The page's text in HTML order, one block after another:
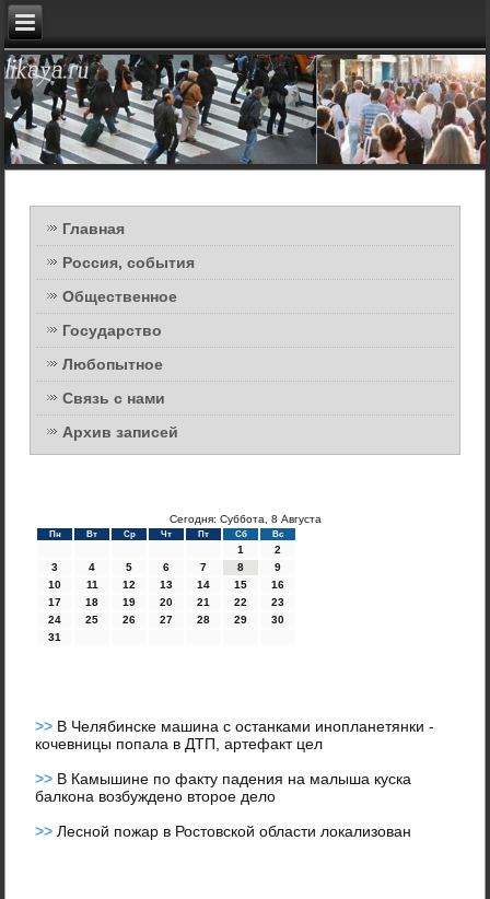
Главная
Россия, события
Общественное
Государство
Любопытное
Связь с нами
Архив записей
Сегодня: Суббота, 8 Августа
Пн Вт Ср Чт Пт Сб Вс
1
2
3
4 5 6 7 8
9
10
11 12 13 14 15
16
17
18 19 20 21 22
23
24
25 26 27 28 29
30
31
>> В Челябинске машина с останками инопланетянки -
кочевницы попала в ДТП, артефакт цел
>> В Камышине по факту падения на малыша куска
балкона возбуждено второе дело
>>Лесной пожар в Ростовской области локализован